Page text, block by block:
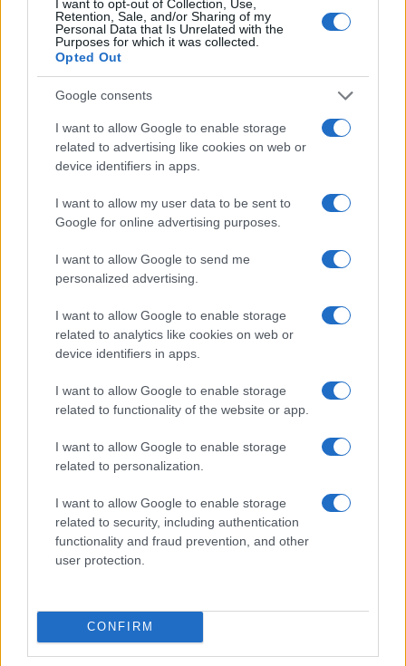
I want to opt-out of Collection, Use,
Retention, Sale, and/or Sharing of my
Personal Data that Is Unrelated with the
Purposes for which it was collected.
Opted Out
Google consents
I want to allow Google to enable storage
related to advertising like cookies on web or
device identifiers in apps.
I want to allow my user data to be sent to
Google for online advertising purposes.
I want to allow Google to send me
personalized advertising.
I want to allow Google to enable storage
related to analytics like cookies on web or
device identifiers in apps.
I want to allow Google to enable storage
related to functionality of the website or app.
I want to allow Google to enable storage
related to personalization.
I want to allow Google to enable storage
related to security, including authentication
functionality and fraud prevention, and other
user protection.
CONFIRM
FELIRATKOZÁS
Augusztus első hétvégéjén (augusztus 1-2.) a Pécsi-tó partja
megtelik élettel, sporttal és élményekkel!
Brandnyúl mini disco
Kertben!
Helyi hírek
Beindult az őszibarackszezon, szeptemberig élvezhetjük
A világon évente mintegy 25 millió tonna őszibarack terem, Kína
Teliholdas Éjszakai Erdőfürdő
A teliholdas erdőfürdő különleges lehetőség arra, hogy
látásunk háttérbe húzódik, és a többi érzékszervünk egyre
éberebbé válik. Felerősödnek a hangok, az illatok, a tapintás
élménye.
zínekben élt élet - Claire Vasarely életmű-kiállítása a
Múzeum Galériában
Claire Vasarely, a magyar származású francia alkotóművész